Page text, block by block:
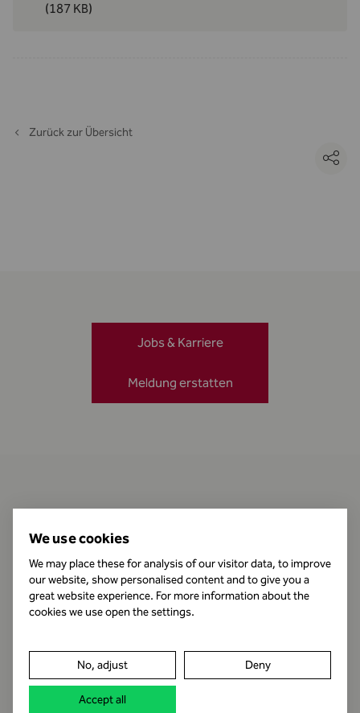
(187 KB)
Zurück zur Übersicht
Öffnungszeiten
Datenschutz
Jobs & Karriere
Meldung erstatten
We use cookies
We may place these for analysis of our visitor data, to improve
our website, show personalised content and to give you a
great website experience. For more information about the
cookies we use open the settings.
No, adjust Deny
Accept all